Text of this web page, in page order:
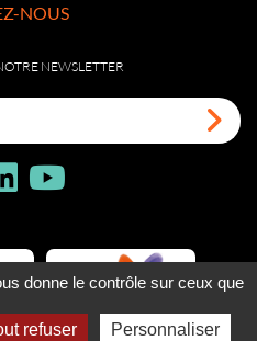
NOUS
NEWSLETTER
donne le contrôle sur ceux que
refuser Personnaliser